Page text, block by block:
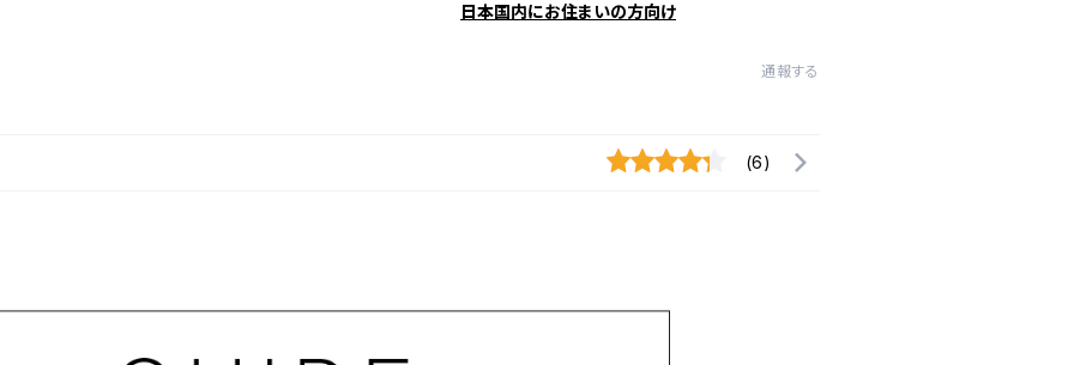
日本国内にお住まいの方向け
通報する
(6)